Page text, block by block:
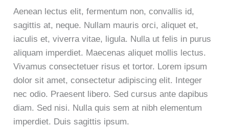
Aenean lectus elit, fermentum non, convallis id,
sagittis at, neque. Nullam mauris orci, aliquet et,
iaculis et, viverra vitae, ligula. Nulla ut felis in purus
aliquam imperdiet. Maecenas aliquet mollis lectus.
Vivamus consectetuer risus et tortor. Lorem ipsum
dolor sit amet, consectetur adipiscing elit. Integer
nec odio. Praesent libero. Sed cursus ante dapibus
diam. Sed nisi. Nulla quis sem at nibh elementum
imperdiet. Duis sagittis ipsum.